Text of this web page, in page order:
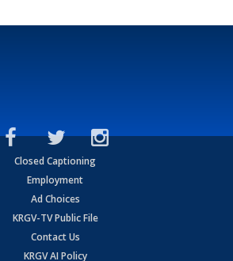
Closed Captioning
Employment
Ad Choices
KRGV-TV Public File
Contact Us
KRGV AI Policy